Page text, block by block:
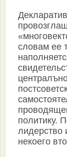
словам ее
политику.
лидерство
некоего